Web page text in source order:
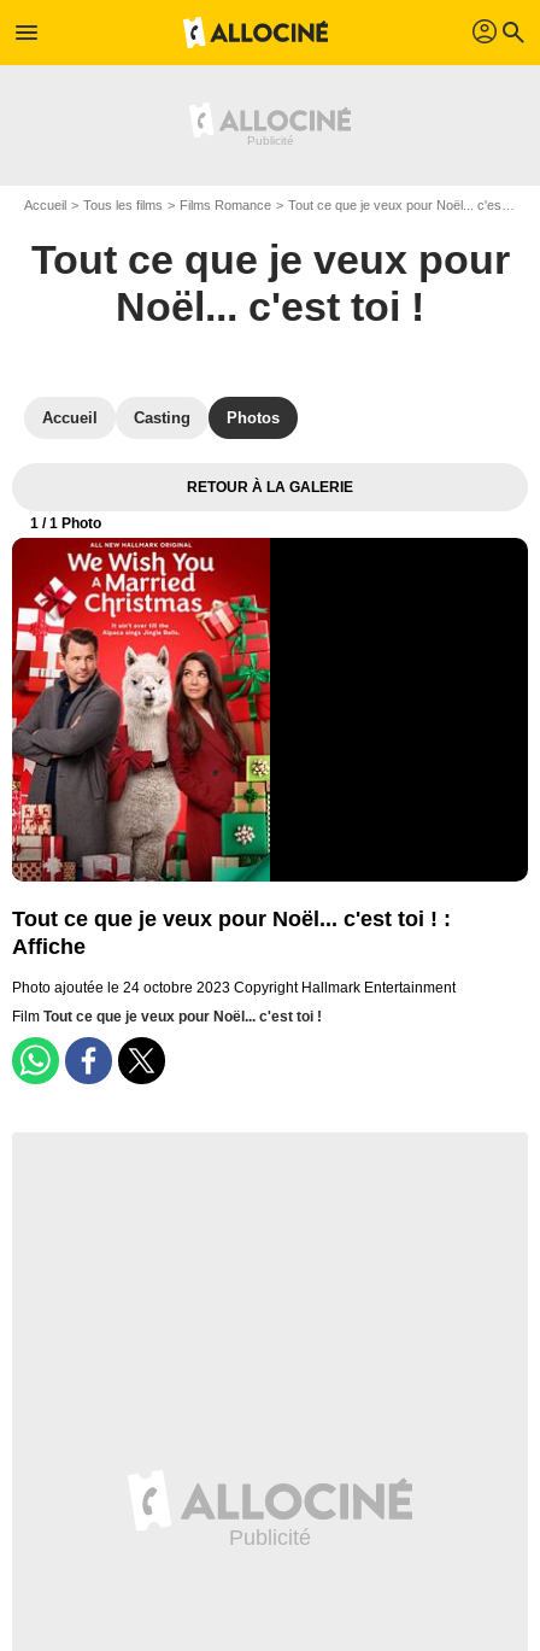
menu profil search
Accueil Tous les films Films Romance Tout ce que je veux pour Noël... c'est toi !
Tout ce que je veux pour
Noël... c'est toi !
Accueil Casting Photos
RETOUR À LA GALERIE
1 / 1 Photo
Tout ce que je veux pour Noël... c'est toi ! :
Affiche
Photo ajoutée le 24 octobre 2023 Copyright Hallmark Entertainment
Film Tout ce que je veux pour Noël... c'est toi !